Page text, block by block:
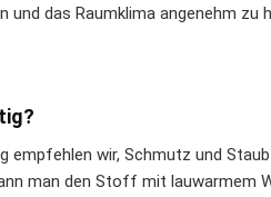
das Raumklima angenehm zu
empfehlen wir, Schmutz und
man den Stoff mit lauwarmem